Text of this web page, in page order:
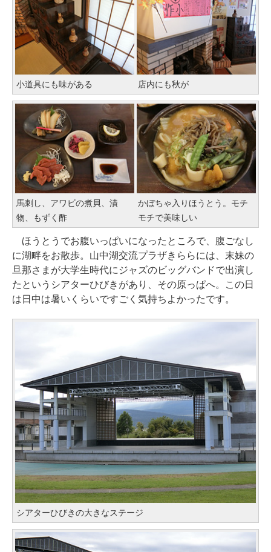
小道具にも味がある 店内にも秋が
馬刺し、アワビの煮貝、漬
物、もずく酢
かぼちゃ入りほうとう。モチ
モチで美味しい
ほうとうでお腹いっぱいになったところで、腹ごなし
に湖畔をお散歩。山中湖交流プラザきららには、末妹の
旦那さまが大学生時代にジャズのビッグバンドで出演し
たというシアターひびきがあり、その原っぱへ。この日
は日中は暑いくらいですごく気持ちよかったです。
シアターひびきの大きなステージ